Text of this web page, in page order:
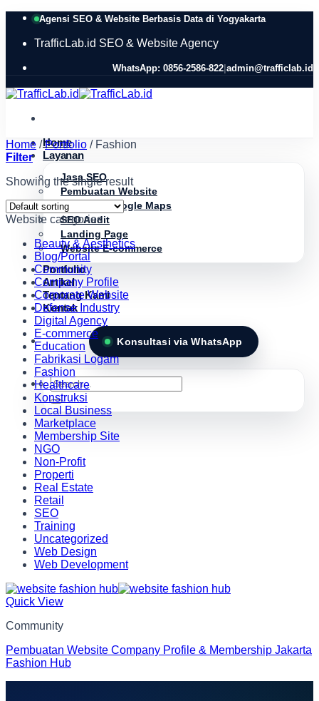
Skip
content
Agensi SEO & Website Berbasis Data di Yogyakarta
TrafficLab.id SEO & Website Agency
WhatsApp: 0856-2586-822|admin@trafficlab.id
Home
Layanan
Jasa SEO
Pembuatan Website
Optimasi Google Maps
SEO Audit
Landing Page
Website E-commerce
Portfolio
Artikel
Tentang Kami
Kontak
Konsultasi via WhatsApp
Search
for:
Home / Portfolio /Fashion
Filter
Showing the single result
Website categories
Beauty & Aesthetics
Blog/Portal
Community
Company Profile
Corporate Website
Defense Industry
Digital Agency
E-commerce
Education
Fabrikasi Logam
Fashion
Healthcare
Konstruksi
Local Business
Marketplace
Membership Site
NGO
Non-Profit
Properti
Real Estate
Retail
SEO
Training
Uncategorized
Web Design
Web Development
Quick View
Community
Pembuatan Website Company Profile & Membership Jakarta
Fashion Hub